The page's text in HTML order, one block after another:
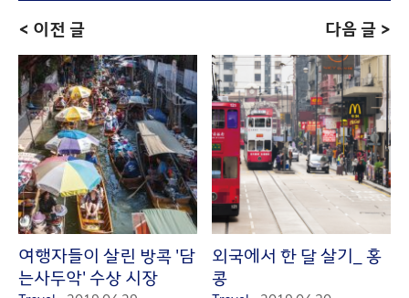
< 이전 글
여행자들이 살린 방콕 '담
는사두악' 수상 시장
다음 글 >
외국에서 한 달 살기_ 홍
콩